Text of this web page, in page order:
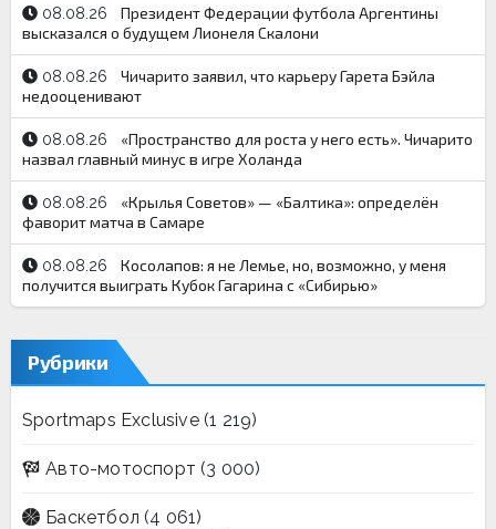
08.08.26
Президент Федерации футбола Аргентины
высказался о будущем Лионеля Скалони
08.08.26
Чичарито заявил, что карьеру Гарета Бэйла
недооценивают
08.08.26
«Пространство для роста у него есть». Чичарито
назвал главный минус в игре Холанда
08.08.26
«Крылья Советов» — «Балтика»: определён
фаворит матча в Самаре
08.08.26
Косолапов: я не Лемье, но, возможно, у меня
получится выиграть Кубок Гагарина с «Сибирью»
Рубрики
Sportmaps Exclusive(1 219)
Авто-мотоспорт (3 000)
Баскетбол (4 061)